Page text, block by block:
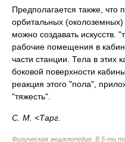
Предполагается также, что
орбитальных
можно создавать искусств.
рабочие помещения в
части станции. Тела в этих
боковой поверхности
реакция этого "пола",
"тяжесть".
С. М. <Тарг.
Физическая энциклопедия. В 5-ти